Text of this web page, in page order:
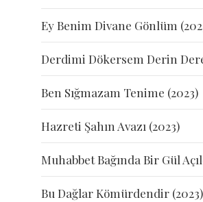
Ey Benim Divane Gönlüm
Derdimi Dökersem Derin
Ben Sığmazam Tenime (2023)
Hazreti Şahın Avazı (2023)
Muhabbet Bağında Bir Gül
Bu Dağlar Kömürdendir (2023)